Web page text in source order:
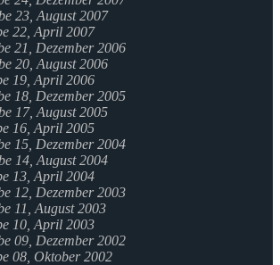
23, August 2007
22, April 2007
21, Dezember 2006
20, August 2006
19, April 2006
18, Dezember 2005
17, August 2005
16, April 2005
15, Dezember 2004
14, August 2004
13, April 2004
12, Dezember 2003
11, August 2003
10, April 2003
09, Dezember 2002
08, Oktober 2002